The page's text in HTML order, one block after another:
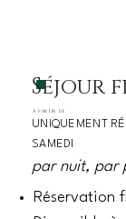
Séjour
À PARTIR DE
UNIQUEMENT
SAMEDI
par nuit, par
Réservation